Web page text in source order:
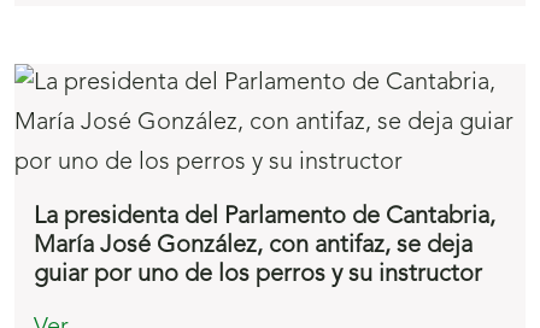
La presidenta del Parlamento de Cantabria,
María José González, con antifaz, se deja
guiar por uno de los perros y su instructor